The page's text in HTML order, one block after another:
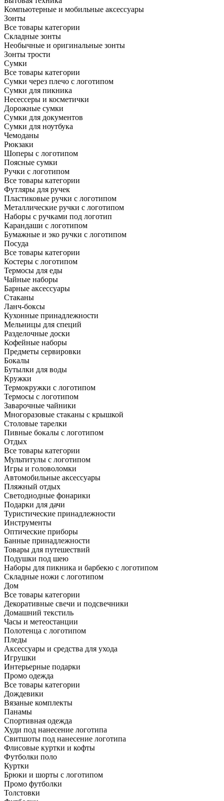
Компьютерные и мобильные аксессуары
Зонты
Все товары категории
Складные зонты
Необычные и оригинальные зонты
Зонты трости
Сумки
Все товары категории
Сумки через плечо с логотипом
Сумки для пикника
Несессеры и косметички
Дорожные сумки
Сумки для документов
Сумки для ноутбука
Чемоданы
Рюкзаки
Шоперы с логотипом
Поясные сумки
Ручки с логотипом
Все товары категории
Футляры для ручек
Пластиковые ручки с логотипом
Металлические ручки с логотипом
Наборы с ручками под логотип
Карандаши с логотипом
Бумажные и эко ручки с логотипом
Посуда
Все товары категории
Костеры с логотипом
Термосы для еды
Чайные наборы
Барные аксессуары
Стаканы
Ланч-боксы
Кухонные принадлежности
Мельницы для специй
Разделочные доски
Кофейные наборы
Предметы сервировки
Бокалы
Бутылки для воды
Кружки
Термокружки с логотипом
Термосы с логотипом
Заварочные чайники
Многоразовые стаканы с крышкой
Столовые тарелки
Пивные бокалы с логотипом
Отдых
Все товары категории
Мультитулы с логотипом
Игры и головоломки
Автомобильные аксессуары
Пляжный отдых
Светодиодные фонарики
Подарки для дачи
Туристические принадлежности
Инструменты
Оптические приборы
Банные принадлежности
Товары для путешествий
Подушки под шею
Наборы для пикника и барбекю с логотипом
Складные ножи с логотипом
Дом
Все товары категории
Декоративные свечи и подсвечники
Домашний текстиль
Часы и метеостанции
Полотенца с логотипом
Пледы
Аксессуары и средства для ухода
Игрушки
Интерьерные подарки
Промо одежда
Все товары категории
Дождевики
Вязаные комплекты
Панамы
Спортивная одежда
Худи под нанесение логотипа
Свитшоты под нанесение логотипа
Флисовые куртки и кофты
Футболки поло
Куртки
Брюки и шорты с логотипом
Промо футболки
Толстовки